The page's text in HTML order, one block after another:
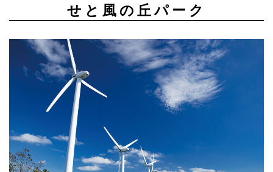
せと風の丘パーク